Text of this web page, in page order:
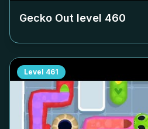
Gecko Out level 460
Level 461